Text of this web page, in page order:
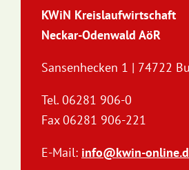
KWiN Kreislaufwirtschaft
Neckar-Odenwald AöR
Sansenhecken 1 | 74722
Tel. 06281 906-0
Fax 06281 906-221
E-Mail: info@kwin-